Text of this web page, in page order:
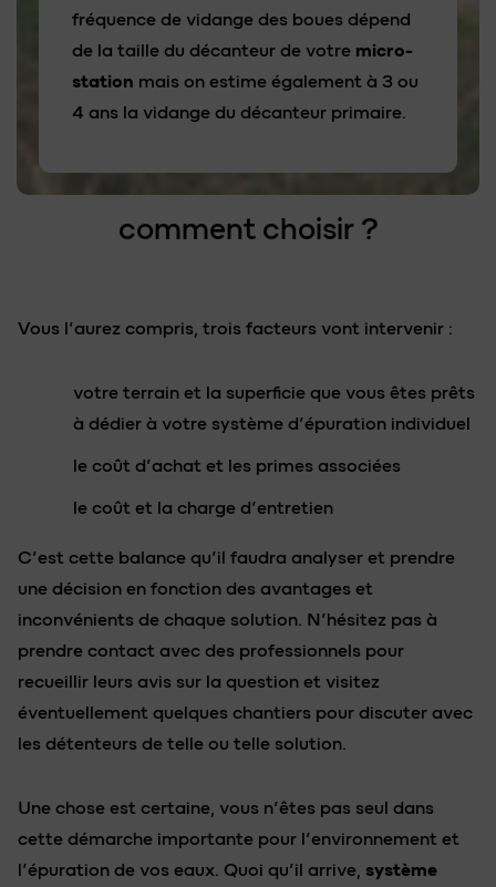
fréquence de vidange des boues dépend
de la taille du décanteur de votre micro-
station mais on estime également à 3 ou
4 ans la vidange du décanteur primaire.
comment choisir ?
Vous l’aurez compris, trois facteurs vont intervenir :
votre terrain et la superficie que vous êtes prêts
à dédier à votre système d’épuration individuel
le coût d’achat et les primes associées
le coût et la charge d’entretien
C’est cette balance qu’il faudra analyser et prendre
une décision en fonction des avantages et
inconvénients de chaque solution. N’hésitez pas à
prendre contact avec des professionnels pour
recueillir leurs avis sur la question et visitez
éventuellement quelques chantiers pour discuter avec
les détenteurs de telle ou telle solution.
Une chose est certaine, vous n’êtes pas seul dans
cette démarche importante pour l’environnement et
l’épuration de vos eaux. Quoi qu’il arrive, système